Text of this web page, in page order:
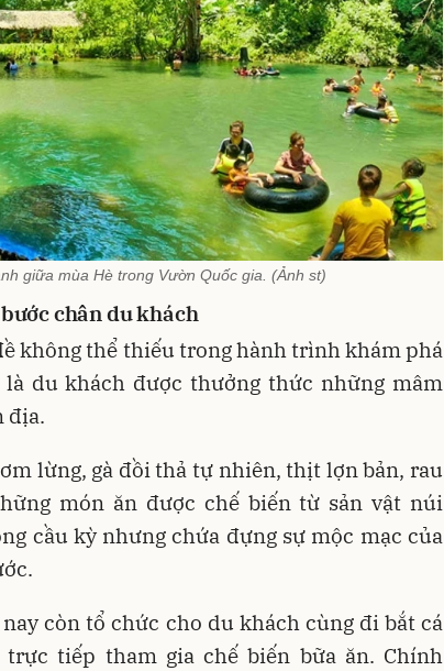
giữa mùa Hè trong Vườn Quốc gia. (Ảnh st)
chân du khách
không thể thiếu trong hành trình khám phá
du khách được thưởng thức những mâm
địa.
lừng, gà đồi thả tự nhiên, thịt lợn bản, rau
món ăn được chế biến từ sản vật núi
cầu kỳ nhưng chứa đựng sự mộc mạc của
còn tổ chức cho du khách cùng đi bắt cá
tiếp tham gia chế biến bữa ăn. Chính